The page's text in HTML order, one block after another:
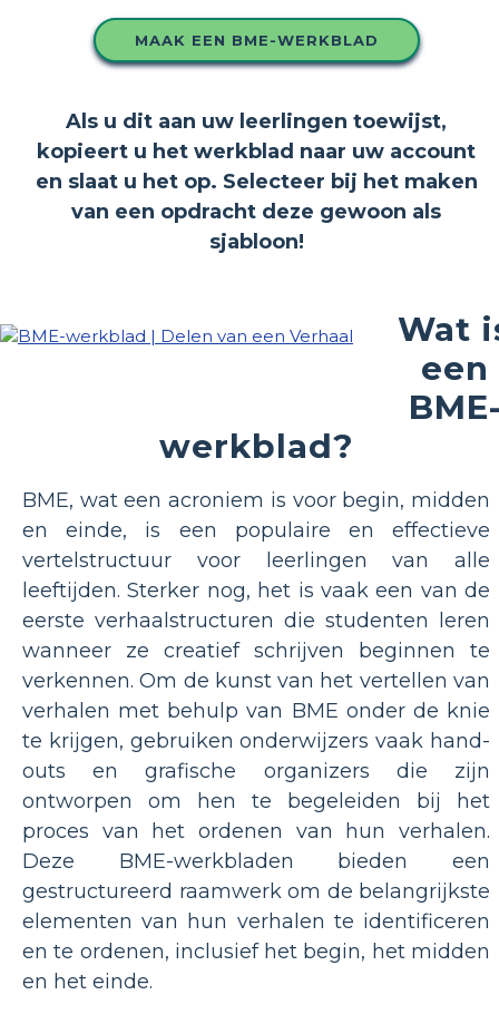
MAAK EEN BME-WERKBLAD
Als u dit aan uw leerlingen toewijst,
kopieert u het werkblad naar uw account
en slaat u het op. Selecteer bij het maken
van een opdracht deze gewoon als
sjabloon!
Wat
een
werkblad?
BME, wat een acroniem is voor begin, midden
en einde, is een populaire en effectieve
vertelstructuur voor leerlingen van alle
leeftijden. Sterker nog, het is vaak een van de
eerste verhaalstructuren die studenten leren
wanneer ze creatief schrijven beginnen te
verkennen. Om de kunst van het vertellen van
verhalen met behulp van BME onder de knie
te krijgen, gebruiken onderwijzers vaak hand-
outs en grafische organizers die zijn
ontworpen om hen te begeleiden bij het
proces van het ordenen van hun verhalen.
Deze BME-werkbladen bieden een
gestructureerd raamwerk om de belangrijkste
elementen van hun verhalen te identificeren
en te ordenen, inclusief het begin, het midden
en het einde.